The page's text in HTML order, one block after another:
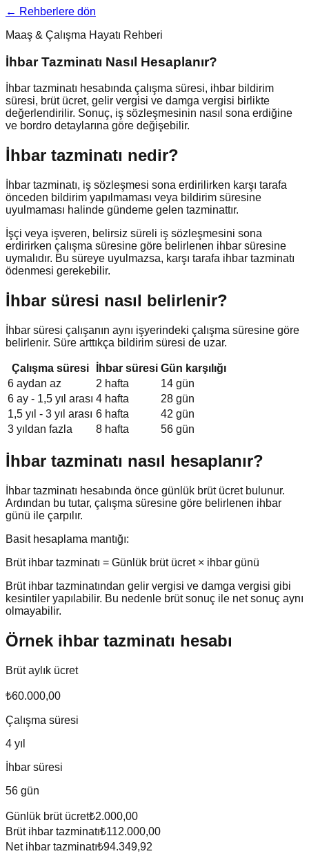
← Rehberlere dön
Maaş & Çalışma Hayatı Rehberi
İhbar Tazminatı Nasıl Hesaplanır?
İhbar tazminatı hesabında çalışma süresi, ihbar bildirim
süresi, brüt ücret, gelir vergisi ve damga vergisi birlikte
değerlendirilir. Sonuç, iş sözleşmesinin nasıl sona erdiğine
ve bordro detaylarına göre değişebilir.
İhbar tazminatı nedir?
İhbar tazminatı, iş sözleşmesi sona erdirilirken karşı tarafa
önceden bildirim yapılmaması veya bildirim süresine
uyulmaması halinde gündeme gelen tazminattır.
İşçi veya işveren, belirsiz süreli iş sözleşmesini sona
erdirirken çalışma süresine göre belirlenen ihbar süresine
uymalıdır. Bu süreye uyulmazsa, karşı tarafa ihbar tazminatı
ödenmesi gerekebilir.
İhbar süresi nasıl belirlenir?
İhbar süresi çalışanın aynı işyerindeki çalışma süresine göre
belirlenir. Süre arttıkça bildirim süresi de uzar.
Çalışma süresi İhbar süresi Gün karşılığı
6 aydan az
2 hafta
14 gün
6 ay - 1,5 yıl arası 4 hafta
28 gün
1,5 yıl - 3 yıl arası 6 hafta
42 gün
3 yıldan fazla
8 hafta 56 gün
İhbar tazminatı nasıl hesaplanır?
İhbar tazminatı hesabında önce günlük brüt ücret bulunur.
Ardından bu tutar, çalışma süresine göre belirlenen ihbar
günü ile çarpılır.
Basit hesaplama mantığı:
Brüt ihbar tazminatı = Günlük brüt ücret × ihbar günü
Brüt ihbar tazminatından gelir vergisi ve damga vergisi gibi
kesintiler yapılabilir. Bu nedenle brüt sonuç ile net sonuç aynı
olmayabilir.
Örnek ihbar tazminatı hesabı
Brüt aylık ücret
₺60.000,00
Çalışma süresi
4 yıl
İhbar süresi
56 gün
Günlük brüt ücret₺2.000,00
Brüt ihbar tazminatı₺112.000,00
Net ihbar tazminatı₺94.349,92